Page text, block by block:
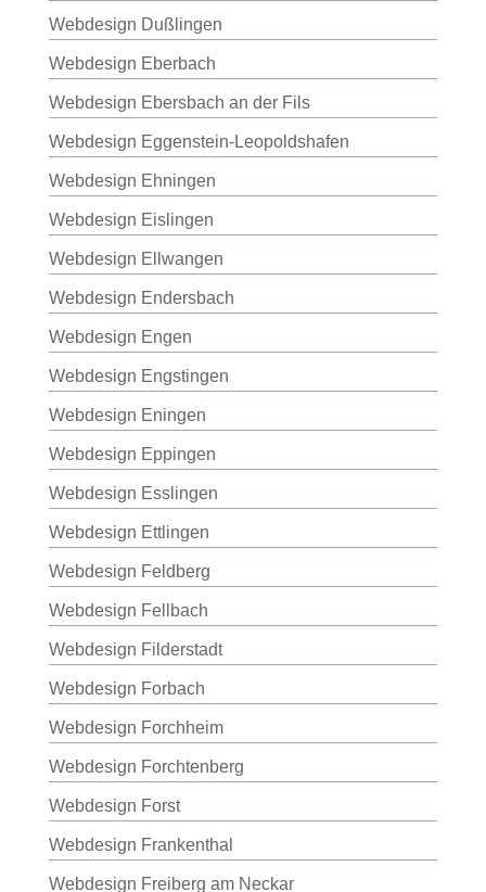
Webdesign Dußlingen
Webdesign Eberbach
Webdesign Ebersbach an der Fils
Webdesign Eggenstein-Leopoldshafen
Webdesign Ehningen
Webdesign Eislingen
Webdesign Ellwangen
Webdesign Endersbach
Webdesign Engen
Webdesign Engstingen
Webdesign Eningen
Webdesign Eppingen
Webdesign Esslingen
Webdesign Ettlingen
Webdesign Feldberg
Webdesign Fellbach
Webdesign Filderstadt
Webdesign Forbach
Webdesign Forchheim
Webdesign Forchtenberg
Webdesign Forst
Webdesign Frankenthal
Webdesign Freiberg am Neckar